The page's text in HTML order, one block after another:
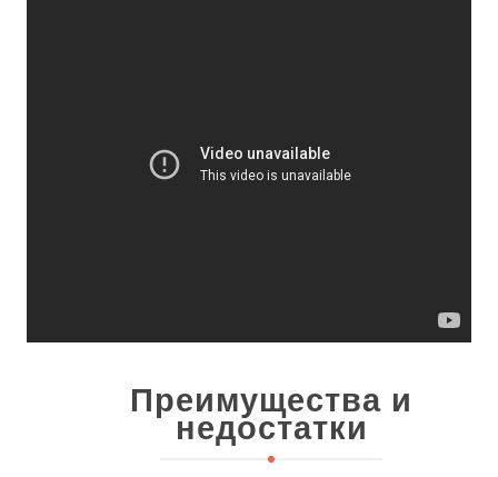
Преимущества и
недостатки